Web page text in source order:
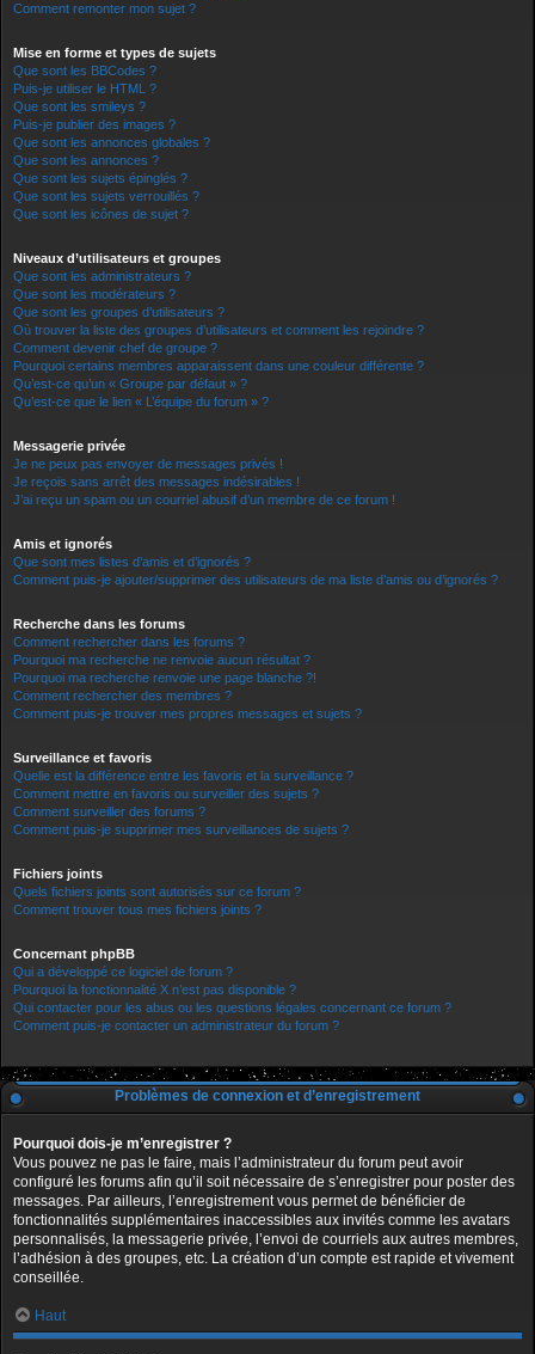
Comment remonter mon sujet ?
Mise en forme et types de sujets
Que sont les BBCodes ?
Puis-je utiliser le HTML ?
Que sont les smileys ?
Puis-je publier des images ?
Que sont les annonces globales ?
Que sont les annonces ?
Que sont les sujets épinglés ?
Que sont les sujets verrouillés ?
Que sont les icônes de sujet ?
Niveaux d’utilisateurs et groupes
Que sont les administrateurs ?
Que sont les modérateurs ?
Que sont les groupes d’utilisateurs ?
Où trouver la liste des groupes d’utilisateurs et comment les rejoindre ?
Comment devenir chef de groupe ?
Pourquoi certains membres apparaissent dans une couleur différente ?
Qu’est-ce qu’un « Groupe par défaut » ?
Qu’est-ce que le lien « L’équipe du forum » ?
Messagerie privée
Je ne peux pas envoyer de messages privés !
Je reçois sans arrêt des messages indésirables !
J’ai reçu un spam ou un courriel abusif d’un membre de ce forum !
Amis et ignorés
Que sont mes listes d’amis et d’ignorés ?
Comment puis-je ajouter/supprimer des utilisateurs de ma liste d’amis ou d’ignorés ?
Recherche dans les forums
Comment rechercher dans les forums ?
Pourquoi ma recherche ne renvoie aucun résultat ?
Pourquoi ma recherche renvoie une page blanche ?!
Comment rechercher des membres ?
Comment puis-je trouver mes propres messages et sujets ?
Surveillance et favoris
Quelle est la différence entre les favoris et la surveillance ?
Comment mettre en favoris ou surveiller des sujets ?
Comment surveiller des forums ?
Comment puis-je supprimer mes surveillances de sujets ?
Fichiers joints
Quels fichiers joints sont autorisés sur ce forum ?
Comment trouver tous mes fichiers joints ?
Concernant phpBB
Qui a développé ce logiciel de forum ?
Pourquoi la fonctionnalité X n’est pas disponible ?
Qui contacter pour les abus ou les questions légales concernant ce forum ?
Comment puis-je contacter un administrateur du forum ?
Problèmes de connexion et d’enregistrement
Pourquoi dois-je m’enregistrer ?
Vous pouvez ne pas le faire, mais l’administrateur du forum peut avoir
configuré les forums afin qu’il soit nécessaire de s’enregistrer pour poster des
messages. Par ailleurs, l’enregistrement vous permet de bénéficier de
fonctionnalités supplémentaires inaccessibles aux invités comme les avatars
personnalisés, la messagerie privée, l’envoi de courriels aux autres membres,
l’adhésion à des groupes, etc. La création d’un compte est rapide et vivement
conseillée.
Haut